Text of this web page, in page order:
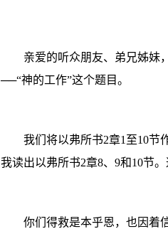
亲爱的听众朋友、弟兄姊妹
──“神的工作”这个题目。
我们将以弗所书2章1至10节
我读出以弗所书2章8、9和10节
你们得救是本乎恩，也因着